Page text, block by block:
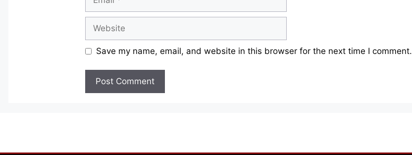
Save my name, email, and website in this browser for the next time I comment.